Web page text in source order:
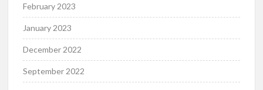
February 2023
January 2023
December 2022
September 2022